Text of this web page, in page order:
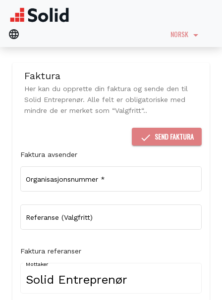
language NORSK arrow_drop_down
Faktura
Her kan du opprette din faktura og sende den til
Solid Entreprenør. Alle felt er obligatoriske med
mindre de er merket som “Valgfritt“..
done SEND FAKTURA
Faktura avsender
Organisasjonsnummer*
Referanse (Valgfritt)
Faktura referanser
Mottaker